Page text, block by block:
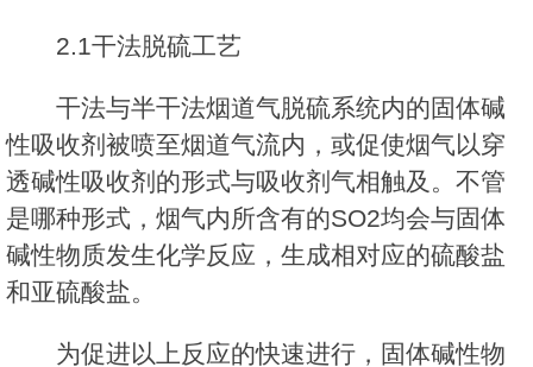
2.1干法脱硫工艺
干法与半干法烟道气脱硫系统内的固体碱
性吸收剂被喷至烟道气流内，或促使烟气以穿
透碱性吸收剂的形式与吸收剂气相触及。不管
是哪种形式，烟气内所含有的SO2均会与固体
碱性物质发生化学反应，生成相对应的硫酸盐
和亚硫酸盐。
为促进以上反应的快速进行，固体碱性物